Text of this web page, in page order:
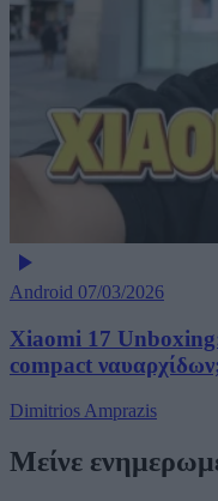
Android 07/03/2026
Xiaomi 17
compact
Dimitrios Amprazis
Μείνε